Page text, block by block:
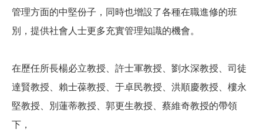
管理方面的中堅份子，同時也增設了各種在職進修的班
別，提供社會人士更多充實管理知識的機會。
在歷任所長楊必立教授、許士軍教授、劉水深教授、司徒
達賢教授、賴士葆教授、于卓民教授、洪順慶教授、樓永
堅教授、別蓮蒂教授、郭更生教授、蔡維奇教授的帶領
下，